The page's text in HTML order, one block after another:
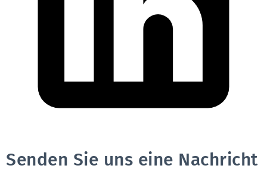
Senden Sie uns eine Nachricht